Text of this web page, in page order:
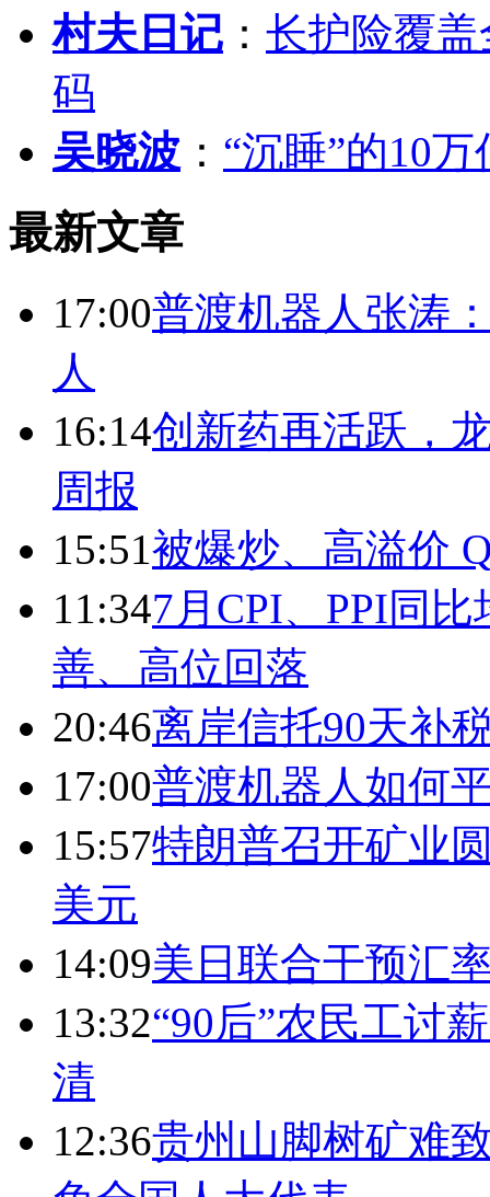
村夫日记 ： 长护险覆
码
吴晓波 ： “沉睡”的10
最新文章
17:00普渡机器人张涛
人
16:14创新药再活跃，
周报
15:51被爆炒、高溢价
11:347月CPI、PPI同
善、高位回落
20:46离岸信托90天补
17:00普渡机器人如何
15:57特朗普召开矿业
美元
14:09美日联合干预汇
13:32“90后”农民工讨
清
12:36贵州山脚树矿难